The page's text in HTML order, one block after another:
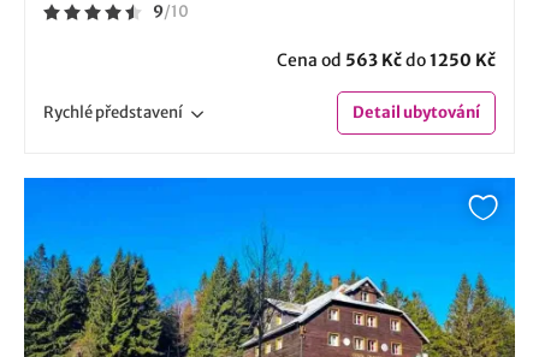
9/10
Cena od 563 Kčdo1250 Kč
Rychlépředstavení Detailubytování